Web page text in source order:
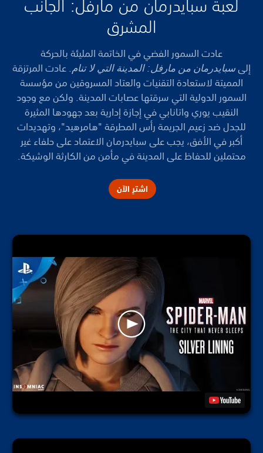
لعبة سبايدرمان من مارفل: الجانب
المشرق
عادت السمور الفضي في الخاتمة المليئة بالحركة
إلى سبايدرمان من مارفل: المدينة التي لا تنام . عادت المرتزقة
المميتة لاستعادة التقنيات والعتاد المسروقين من مؤسسة
السمور الدولية التي سرقتها عصابات المدينة. ولكن مع وجود
النقيب يوري واتانابي في إجازة إدارية بعد جهودها المثيرة
للجدل ضد زعيم الجريمة رأس المطرقة "هامرهيد"، وتهديدات
أكبر في الأفق، يجب على سبايدرمان الاعتماد على حلفاء غير
محتملين للحفاظ على المدينة في مأمن من الكارثة الوشيكة.
اشترِ الآن